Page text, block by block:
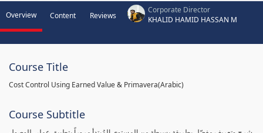
Overview Content Reviews
Corporate Director
KHALID HAMID HASSAN M
Course Title
Cost Control Using Earned Value & Primavera(Arabic)
Course Subtitle